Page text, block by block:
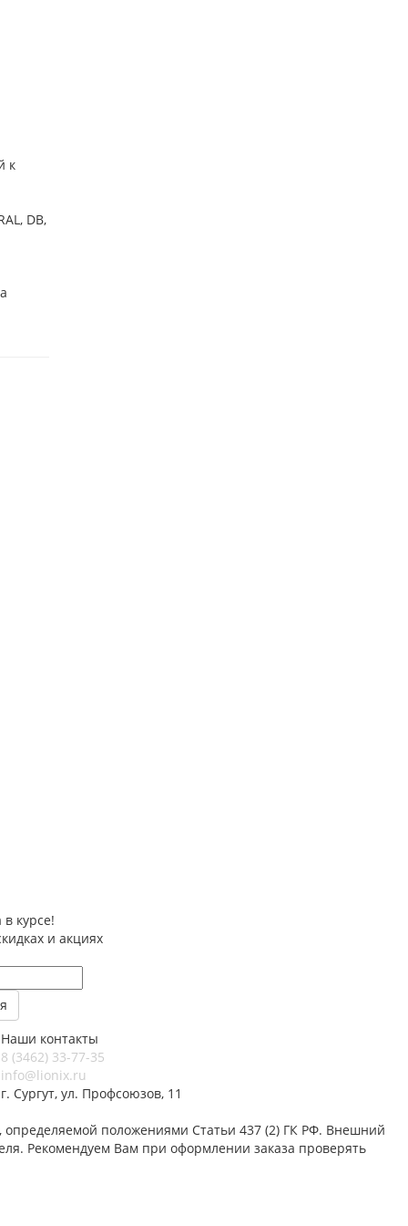
к
DB,
в курсе!
и акциях
Наши контакты
8 (3462) 33-77-35
info@lionix.ru
г. Сургут, ул. Профсоюзов, 11
положениями Статьи 437 (2) ГК РФ. Внешний
Рекомендуем Вам при оформлении заказа проверять